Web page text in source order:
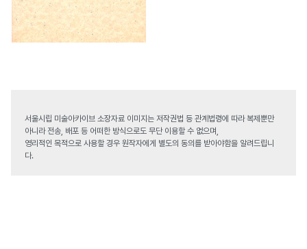
서울시립 미술아카이브 소장자료 이미지는 저작권법 등 관계법령에 따라 복제뿐만
아니라 전송, 배포 등 어떠한 방식으로도 무단 이용할 수 없으며,
영리적인 목적으로 사용할 경우 원작자에게 별도의 동의를 받아야함을 알려드립니
다.